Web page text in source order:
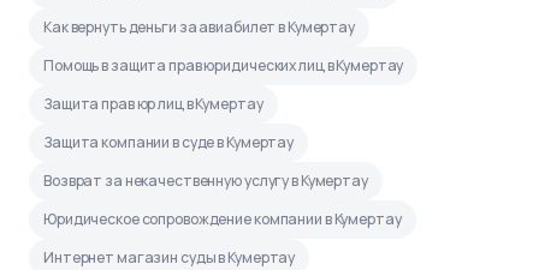
Как вернуть деньги за авиабилет в Кумертау
Помощь в защита прав юридических лиц в Кумертау
Защита прав юр лиц в Кумертау
Защита компании в суде в Кумертау
Возврат за некачественную услугу в Кумертау
Юридическое сопровождение компании в Кумертау
Интернет магазин суды в Кумертау